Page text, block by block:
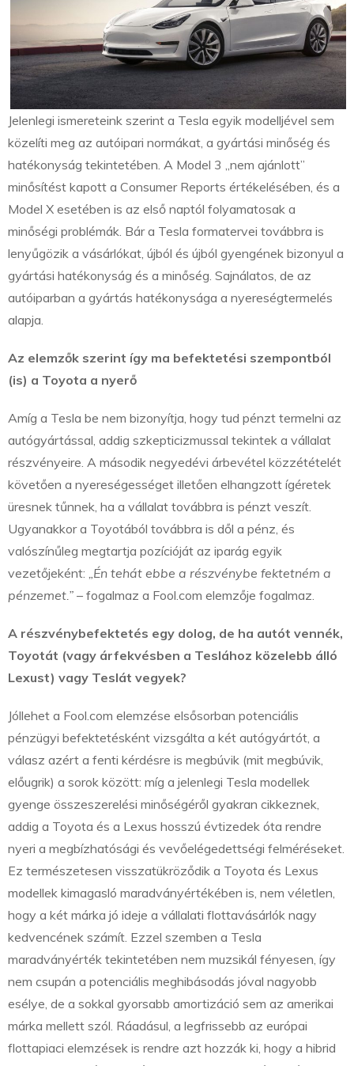
Jelenlegi ismereteink szerint a Tesla egyik modelljével sem
közelíti meg az autóipari normákat, a gyártási minőség és
hatékonyság tekintetében. A Model 3 „nem ajánlott”
minősítést kapott a Consumer Reports értékelésében, és a
Model X esetében is az első naptól folyamatosak a
minőségi problémák. Bár a Tesla formatervei továbbra is
lenyűgözik a vásárlókat, újból és újból gyengének bizonyul a
gyártási hatékonyság és a minőség. Sajnálatos, de az
autóiparban a gyártás hatékonysága a nyereségtermelés
alapja.
Az elemzők szerint így ma befektetési szempontból
(is) a Toyota a nyerő
Amíg a Tesla be nem bizonyítja, hogy tud pénzt termelni az
autógyártással, addig szkepticizmussal tekintek a vállalat
részvényeire. A második negyedévi árbevétel közzétételét
követően a nyereségességet illetően elhangzott ígéretek
üresnek tűnnek, ha a vállalat továbbra is pénzt veszít.
Ugyanakkor a Toyotából továbbra is dől a pénz, és
valószínűleg megtartja pozícióját az iparág egyik
vezetőjeként: „Én tehát ebbe a részvénybe fektetném a
pénzemet.” – fogalmaz a Fool.com elemzője fogalmaz.
A részvénybefektetés egy dolog, de ha autót vennék,
Toyotát (vagy árfekvésben a Teslához közelebb álló
Lexust) vagy Teslát vegyek?
Jóllehet a Fool.com elemzése elsősorban potenciális
pénzügyi befektetésként vizsgálta a két autógyártót, a
válasz azért a fenti kérdésre is megbúvik (mit megbúvik,
előugrik) a sorok között: míg a jelenlegi Tesla modellek
gyenge összeszerelési minőségéről gyakran cikkeznek,
addig a Toyota és a Lexus hosszú évtizedek óta rendre
nyeri a megbízhatósági és vevőelégedettségi felméréseket.
Ez természetesen visszatükröződik a Toyota és Lexus
modellek kimagasló maradványértékében is, nem véletlen,
hogy a két márka jó ideje a vállalati flottavásárlók nagy
kedvencének számít. Ezzel szemben a Tesla
maradványérték tekintetében nem muzsikál fényesen, így
nem csupán a potenciális meghibásodás jóval nagyobb
esélye, de a sokkal gyorsabb amortizáció sem az amerikai
márka mellett szól. Ráadásul, a legfrissebb az európai
flottapiaci elemzések is rendre azt hozzák ki, hogy a hibrid